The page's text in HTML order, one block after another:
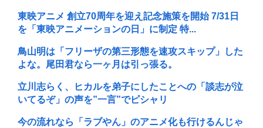
東映アニメ 創立70周年を迎え記念施策を開始 7/31日
を「東映アニメーションの日」に制定 特...
鳥山明は「フリーザの第三形態を速攻スキップ」した
よな。尾田君なら一ヶ月は引っ張る。
立川志らく、ヒカルを弟子にしたことへの「談志が泣
いてるぞ」の声を”一言”でピシャリ
今の流れなら「ラブやん」のアニメ化も行けるんじゃ